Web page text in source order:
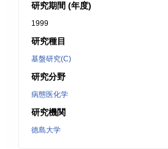
研究期間 (年度)
1999
研究種目
基盤研究(C)
研究分野
病態医化学
研究機関
徳島大学